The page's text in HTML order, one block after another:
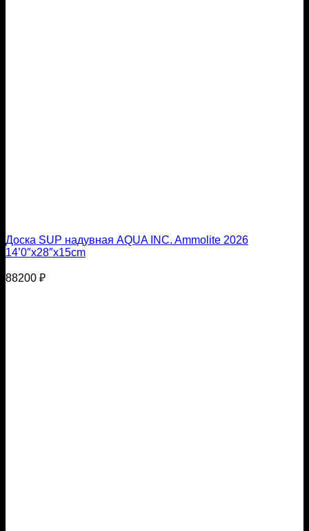
Доска SUP надувная AQUA INC. Ammolite 2026
14’0″x28″х15cm
88200 ₽